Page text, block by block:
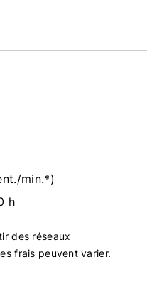
min.*)
h
des réseaux
frais peuvent varier.